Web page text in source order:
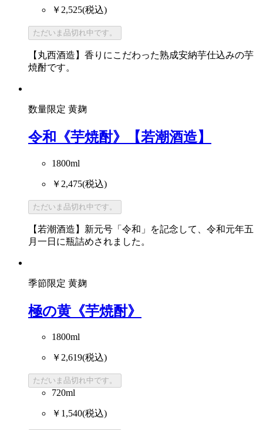
￥2,525(税込)
ただいま品切れ中です。
【丸西酒造】香りにこだわった熟成安納芋仕込みの芋
焼酎です。
数量限定 黄麹
令和《芋焼酎》【若潮酒造】
1800ml
￥2,475(税込)
ただいま品切れ中です。
【若潮酒造】新元号「令和」を記念して、令和元年五
月一日に瓶詰めされました。
季節限定 黄麹
極の黄《芋焼酎》
1800ml
￥2,619(税込)
ただいま品切れ中です。
720ml
￥1,540(税込)